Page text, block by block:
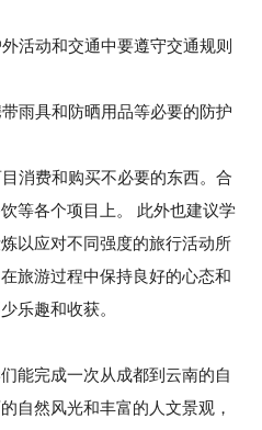
动和交通中要遵守交通规则
具和防晒用品等必要的防护
费和购买不必要的东西。合
等各个项目上。 此外也建议学
以应对不同强度的旅行活动所
旅游过程中保持良好的心态和
乐趣和收获。
完成一次从成都到云南的自
自然风光和丰富的人文景观，